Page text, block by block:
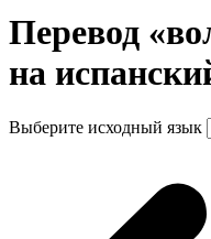
Перевод
на
Выберите исходный язык